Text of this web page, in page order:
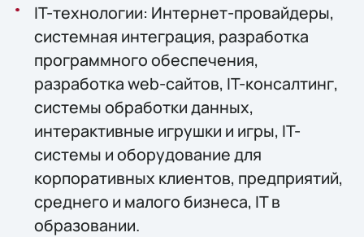
IT-технологии: Интернет-провайдеры,
системная интеграция, разработка
программного обеспечения,
разработка web-сайтов, IT-консалтинг,
системы обработки данных,
интерактивные игрушки и игры, IT-
системы и оборудование для
корпоративных клиентов, предприятий,
среднего и малого бизнеса, IT в
образовании.